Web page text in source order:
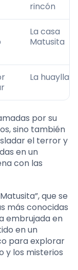
rincón
La casa
Matusita
La huaylla
por su
sino también
el terror y
en un
con las
que se
más conocidas
embrujada en
en un
para explorar
y los misterios